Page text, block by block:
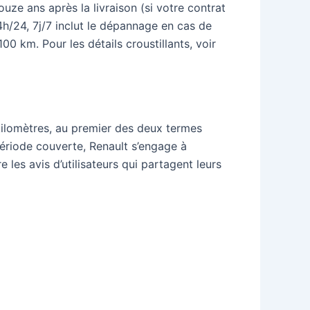
ans après la livraison (si votre contrat
24, 7j/7 inclut le dépannage en cas de
km. Pour les détails croustillants, voir
au premier des deux termes
couverte, Renault s’engage à
les avis d’utilisateurs qui partagent leurs